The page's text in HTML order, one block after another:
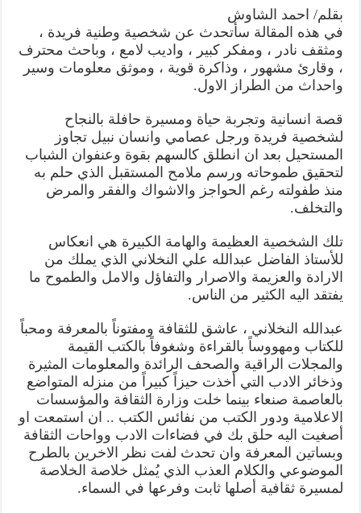
زمن
السقوط
مغلقة
بقلم/ احمد الشاوش
في هذه المقالة سأتحدث عن شخصية وطنية فريدة ،
ومثقف نادر ، ومفكر كبير ، واديب لامع ، وباحث محترف
، وقارئ مشهور ، وذاكرة قوية ، وموثق معلومات وسير
واحداث من الطراز الاول.
قصة انسانية وتجربة حياة ومسيرة حافلة بالنجاح
لشخصية فريدة ورجل عصامي وانسان نبيل تجاوز
المستحيل بعد ان انطلق كالسهم بقوة وعنفوان الشباب
لتحقيق طموحاته ورسم ملامح المستقبل الذي حلم به
منذ طفولته رغم الحواجز والاشواك والفقر والمرض
والتخلف.
تلك الشخصية العظيمة والهامة الكبيرة هي انعكاس
للأستاذ الفاضل عبدالله علي النخلاني الذي يملك من
الارادة والعزيمة والاصرار والتفاؤل والامل والطموح ما
يفتقد اليه الكثير من الناس.
عبدالله النخلاني ، عاشق للثقافة ومفتوناً بالمعرفة ومحباً
للكتاب ومهووساً بالقراءة وشغوفاً بالكتب القيمة
والمجلات الراقية والصحف الرائدة والمعلومات المثيرة
وذخائر الادب التي أخذت حيزاً كبيراً من منزله المتواضع
بالعاصمة صنعاء بينما خلت وزارة الثقافة والمؤسسات
الاعلامية ودور الكتب من نفائس الكتب .. ان استمعت او
أصغيت اليه حلق بك في فضاءات الادب وواحات الثقافة
وبساتين المعرفة وان تحدث لفت نظر الاخرين بالطرح
الموضوعي والكلام العذب الذي يُمثل خلاصة الخلاصة
لمسيرة ثقافية أصلها ثابت وفرعها في السماء.